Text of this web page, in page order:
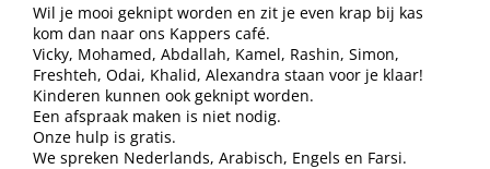
Wil je mooi geknipt worden en zit je even krap bij kas
kom dan naar ons Kappers café.
Vicky, Mohamed, Abdallah, Kamel, Rashin, Simon,
Freshteh, Odai, Khalid, Alexandra staan voor je klaar!
Kinderen kunnen ook geknipt worden.
Een afspraak maken is niet nodig.
Onze hulp is gratis.
We spreken Nederlands, Arabisch, Engels en Farsi.